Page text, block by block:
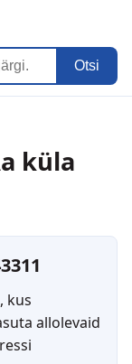
Otsi
küla
kus
allolevaid